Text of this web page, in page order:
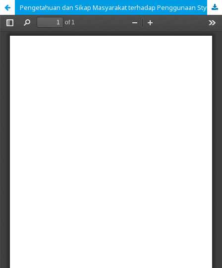
Pengetahuan dan Sikap Masyarakat terhadap Penggunaan Styrofoam sebagai Wadah Makanan